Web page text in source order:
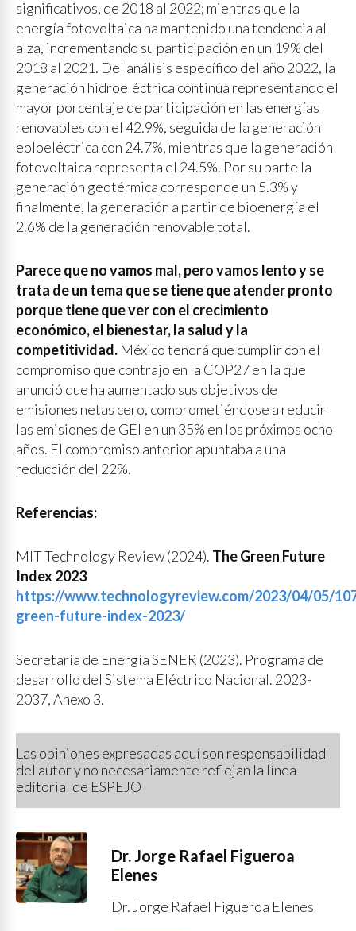
significativos, de 2018 al 2022; mientras que la
energía fotovoltaica ha mantenido una tendencia al
alza, incrementando su participación en un 19% del
2018 al 2021. Del análisis específico del año 2022, la
generación hidroeléctrica continúa representando el
mayor porcentaje de participación en las energías
renovables con el 42.9%, seguida de la generación
eoloeléctrica con 24.7%, mientras que la generación
fotovoltaica representa el 24.5%. Por su parte la
generación geotérmica corresponde un 5.3% y
finalmente, la generación a partir de bioenergía el
2.6% de la generación renovable total.
Parece que no vamos mal, pero vamos lento y se
trata de un tema que se tiene que atender pronto
porque tiene que ver con el crecimiento
económico, el bienestar, la salud y la
competitividad. México tendrá que cumplir con el
compromiso que contrajo en la COP27 en la que
anunció que ha aumentado sus objetivos de
emisiones netas cero, comprometiéndose a reducir
las emisiones de GEI en un 35% en los próximos ocho
años. El compromiso anterior apuntaba a una
reducción del 22%.
Referencias:
MIT Technology Review (2024). The Green Future
Index 2023
https://www.technologyreview.com/2023/04/05/
green-future-index-2023/
Secretaría de Energía SENER (2023). Programa de
desarrollo del Sistema Eléctrico Nacional. 2023-
2037, Anexo 3.
Las opiniones expresadas aquí son responsabilidad
del autor y no necesariamente reflejan la línea
editorial de ESPEJO
Dr. Jorge Rafael Figueroa
Elenes
Dr. Jorge Rafael Figueroa Elenes